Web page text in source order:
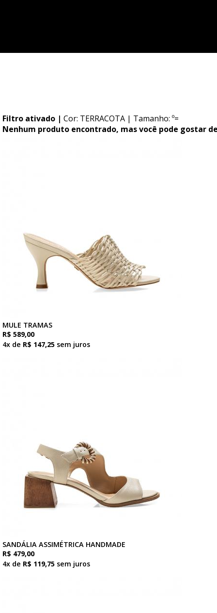
Filtro ativado | Cor: TERRACOTA | Tamanho: º=
Nenhum produto encontrado, mas você pode gostar
MULE TRAMAS
R$ 589,00
4x de R$ 147,25 sem juros
SANDÁLIA ASSIMÉTRICA HANDMADE
R$ 479,00
4x de R$ 119,75 sem juros